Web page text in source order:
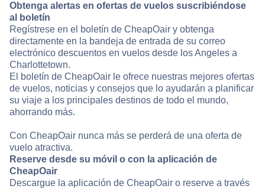
Obtenga alertas en ofertas de vuelos suscribiéndose
al boletín
Regístrese en el boletín de CheapOair y obtenga
directamente en la bandeja de entrada de su correo
electrónico descuentos en vuelos desde los Angeles a
Charlottetown.
El boletín de CheapOair le ofrece nuestras mejores ofertas
de vuelos, noticias y consejos que lo ayudarán a planificar
su viaje a los principales destinos de todo el mundo,
ahorrando más.
Con CheapOair nunca más se perderá de una oferta de
vuelo atractiva.
Reserve desde su móvil o con la aplicación de
CheapOair
Descargue la aplicación de CheapOair o reserve a través